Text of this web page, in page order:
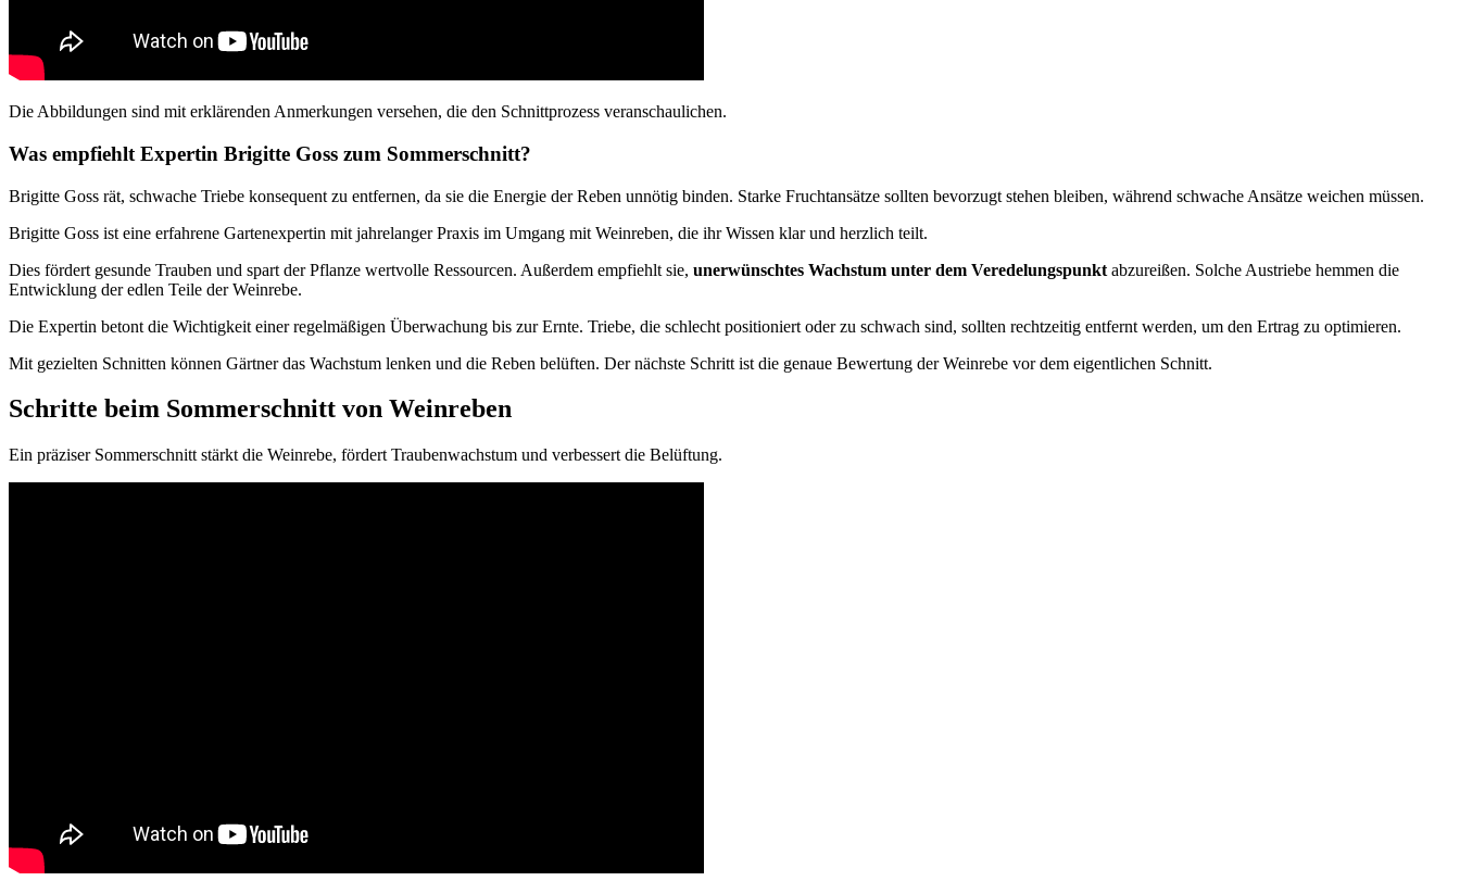
Die Abbildungen sind mit erklärenden Anmerkungen versehen, die den Schnittprozess veranschaulichen.
Was empfiehlt Expertin Brigitte Goss zum Sommerschnitt?
Brigitte Goss rät, schwache Triebe konsequent zu entfernen, da sie die Energie der Reben unnötig binden. Starke Fruchtansätze sollten bevorzugt stehen bleiben, während schwache Ansätze weichen müssen.
Brigitte Goss ist eine erfahrene Gartenexpertin mit jahrelanger Praxis im Umgang mit Weinreben, die ihr Wissen klar und herzlich teilt.
Dies fördert gesunde Trauben und spart der Pflanze wertvolle Ressourcen. Außerdem empfiehlt sie, unerwünschtes Wachstum unter dem Veredelungspunkt abzureißen. Solche Austriebe hemmen die
Entwicklung der edlen Teile der Weinrebe.
Die Expertin betont die Wichtigkeit einer regelmäßigen Überwachung bis zur Ernte. Triebe, die schlecht positioniert oder zu schwach sind, sollten rechtzeitig entfernt werden, um den Ertrag zu optimieren.
Mit gezielten Schnitten können Gärtner das Wachstum lenken und die Reben belüften. Der nächste Schritt ist die genaue Bewertung der Weinrebe vor dem eigentlichen Schnitt.
Schritte beim Sommerschnitt von Weinreben
Ein präziser Sommerschnitt stärkt die Weinrebe, fördert Traubenwachstum und verbessert die Belüftung.